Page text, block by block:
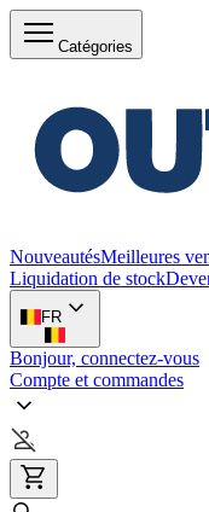
Catégories
NouveautésMeilleures
Liquidation de stock
FR
Bonjour, connectez-vous
Compte et commandes